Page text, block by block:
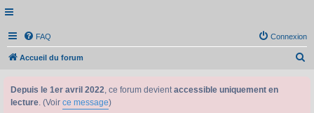
FAQ Connexion
Accueil du forum
Depuis le 1er avril 2022, ce forum devientaccessible uniquement en
lecture. (Voir ce message)